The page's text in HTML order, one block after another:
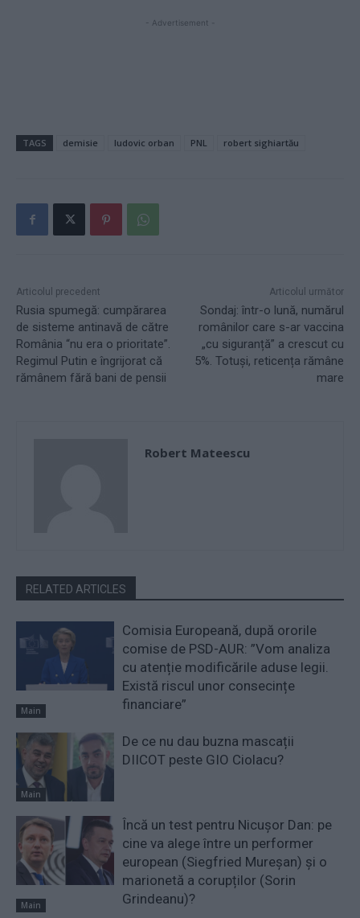
- Advertisement -
TAGS demisie ludovic orban PNL robert sighiartău
Articolul precedent
Rusia spumegă: cumpărarea
de sisteme antinavă de către
România “nu era o prioritate”.
Regimul Putin e îngrijorat că
rămânem fără bani de pensii
Articolul următor
Sondaj: într-o lună, numărul
românilor care s-ar vaccina
„cu siguranță” a crescut cu
5%. Totuși, reticența rămâne
mare
Robert Mateescu
RELATED ARTICLES
Main
Comisia Europeană, după ororile
comise de PSD-AUR: ”Vom analiza
cu atenție modificările aduse legii.
Există riscul unor consecințe
financiare”
Main
De ce nu dau buzna mascații
DIICOT peste GIO Ciolacu?
Main
Încă un test pentru Nicușor Dan: pe
cine va alege între un performer
european (Siegfried Mureșan) și o
marionetă a corupților (Sorin
Grindeanu)?